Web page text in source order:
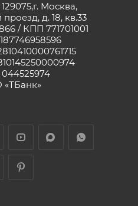
Москва,
д. 18, кв.33
/ КПП 771701001
«ТБанк»